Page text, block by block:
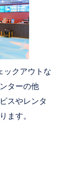
ックアウトな
ターの他
スやレンタ
ます。